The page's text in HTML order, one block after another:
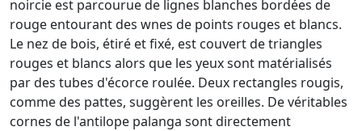
noircie est parcourue de lignes blanches bordées de
rouge entourant des wnes de points rouges et blancs.
Le nez de bois, étiré et fixé, est couvert de triangles
rouges et blancs alors que les yeux sont matérialisés
par des tubes d'écorce roulée. Deux rectangles rougis,
comme des pattes, suggèrent les oreilles. De véritables
cornes de l'antilope palanga sont directement